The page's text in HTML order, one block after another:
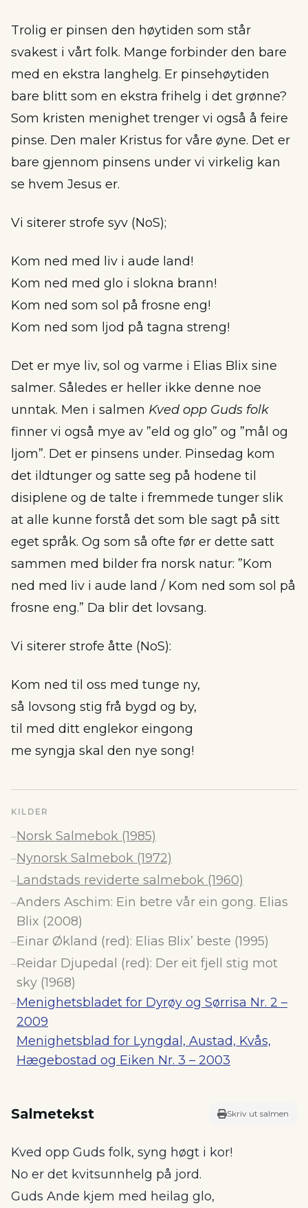
Trolig er pinsen den høytiden som står
svakest i vårt folk. Mange forbinder den bare
med en ekstra langhelg. Er pinsehøytiden
bare blitt som en ekstra frihelg i det grønne?
Som kristen menighet trenger vi også å feire
pinse. Den maler Kristus for våre øyne. Det er
bare gjennom pinsens under vi virkelig kan
se hvem Jesus er.
Vi siterer strofe syv (NoS);
Kom ned med liv i aude land!
Kom ned med glo i slokna brann!
Kom ned som sol på frosne eng!
Kom ned som ljod på tagna streng!
Det er mye liv, sol og varme i Elias Blix sine
salmer. Således er heller ikke denne noe
unntak. Men i salmen Kved opp Guds folk
finner vi også mye av ”eld og glo” og ”mål og
ljom”. Det er pinsens under. Pinsedag kom
det ildtunger og satte seg på hodene til
disiplene og de talte i fremmede tunger slik
at alle kunne forstå det som ble sagt på sitt
eget språk. Og som så ofte før er dette satt
sammen med bilder fra norsk natur: ”Kom
ned med liv i aude land / Kom ned som sol på
frosne eng.” Da blir det lovsang.
Vi siterer strofe åtte (NoS):
Kom ned til oss med tunge ny,
så lovsong stig frå bygd og by,
til med ditt englekor eingong
me syngja skal den nye song!
KILDER
–Norsk Salmebok (1985)
–Nynorsk Salmebok (1972)
–Landstads reviderte salmebok (1960)
–Anders Aschim: Ein betre vår ein gong. Elias
Blix (2008)
–Einar Økland (red): Elias Blix’ beste (1995)
–Reidar Djupedal (red): Der eit fjell stig mot
sky (1968)
–Menighetsbladet for Dyrøy og Sørrisa Nr. 2 –
2009
Menighetsblad for Lyngdal, Austad, Kvås,
Hægebostad og Eiken Nr. 3 – 2003
Salmetekst Skriv ut salmen
Kved opp Guds folk, syng høgt i kor!
No er det kvitsunnhelg på jord.
Guds Ande kjem med heilag glo,